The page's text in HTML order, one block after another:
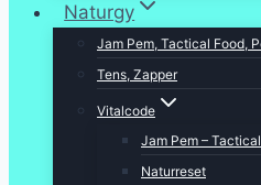
Naturgy
Jam Pem, Tactical Food,
Tens, Zapper
Vitalcode
Jam Pem –
Naturreset